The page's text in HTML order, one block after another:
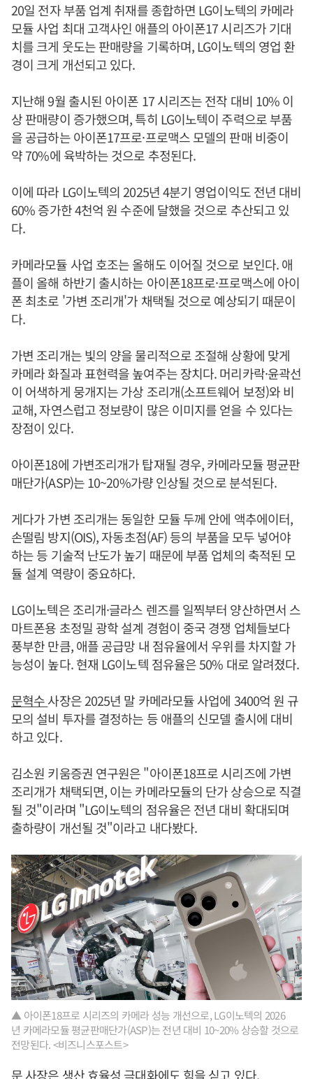
20일 전자 부품 업계 취재를 종합하면 LG이노텍의 카메라
모듈 사업 최대 고객사인 애플의 아이폰17 시리즈가 기대
치를 크게 웃도는 판매량을 기록하며, LG이노텍의 영업 환
경이 크게 개선되고 있다.
지난해 9월 출시된 아이폰 17 시리즈는 전작 대비 10% 이
상 판매량이 증가했으며, 특히 LG이노텍이 주력으로 부품
을 공급하는 아이폰17프로·프로맥스 모델의 판매 비중이
약 70%에 육박하는 것으로 추정된다.
이에 따라 LG이노텍의 2025년 4분기 영업이익도 전년 대비
60% 증가한 4천억 원 수준에 달했을 것으로 추산되고 있
다.
카메라모듈 사업 호조는 올해도 이어질 것으로 보인다. 애
플이 올해 하반기 출시하는 아이폰18프로·프로맥스에 아이
폰 최초로 '가변 조리개'가 채택될 것으로 예상되기 때문이
다.
가변 조리개는 빛의 양을 물리적으로 조절해 상황에 맞게
카메라 화질과 표현력을 높여주는 장치다. 머리카락·윤곽선
이 어색하게 뭉개지는 가상 조리개(소프트웨어 보정)와 비
교해, 자연스럽고 정보량이 많은 이미지를 얻을 수 있다는
장점이 있다.
아이폰18에 가변조리개가 탑재될 경우, 카메라모듈 평균판
매단가(ASP)는 10~20%가량 인상될 것으로 분석된다.
게다가 가변 조리개는 동일한 모듈 두께 안에 액추에이터,
손떨림 방지(OIS), 자동초점(AF) 등의 부품을 모두 넣어야
하는 등 기술적 난도가 높기 때문에 부품 업체의 축적된 모
듈 설계 역량이 중요하다.
LG이노텍은 조리개·글라스 렌즈를 일찍부터 양산하면서 스
마트폰용 초정밀 광학 설계 경험이 중국 경쟁 업체들보다
풍부한 만큼, 애플 공급망 내 점유율에서 우위를 차지할 가
능성이 높다. 현재 LG이노텍 점유율은 50% 대로 알려졌다.
문혁수사장은 2025년 말 카메라모듈 사업에 3400억 원 규
모의 설비 투자를 결정하는 등 애플의 신모델 출시에 대비
하고 있다.
김소원 키움증권 연구원은 "아이폰18프로 시리즈에 가변
조리개가 채택되면, 이는 카메라모듈의 단가 상승으로 직결
될 것"이라며 "LG이노텍의 점유율은 전년 대비 확대되며
출하량이 개선될 것"이라고 내다봤다.
▲ 아이폰18프로 시리즈의 카메라 성능 개선으로, LG이노텍의 2026
년 카메라모듈 평균판매단가(ASP)는 전년 대비 10~20% 상승할 것으로
전망된다. <비즈니스포스트>
문 사장은 생산 효율성 극대화에도 힘을 싣고 있다.